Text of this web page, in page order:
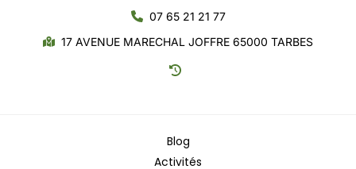
07 65 21 21 77
17 AVENUE MARECHAL JOFFRE 65000 TARBES
Blog
Activités